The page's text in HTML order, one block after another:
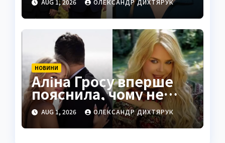
НОВИНИ
Аліна Гросу вперше
пояснила, чому не
показує чоловіка
AUG 1, 2026 ОЛЕКСАНДР ДИХТЯРУК